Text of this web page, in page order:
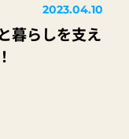
2023.04.10
暮らしを支え